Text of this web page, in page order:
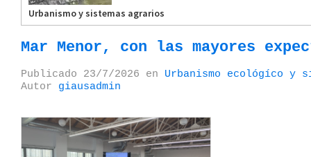
Urbanismo y sistemas agrarios
Mar Menor, con las mayores
Publicado 23/7/2026 en
Urbanismo ecológíco y
Autor
giausadmin